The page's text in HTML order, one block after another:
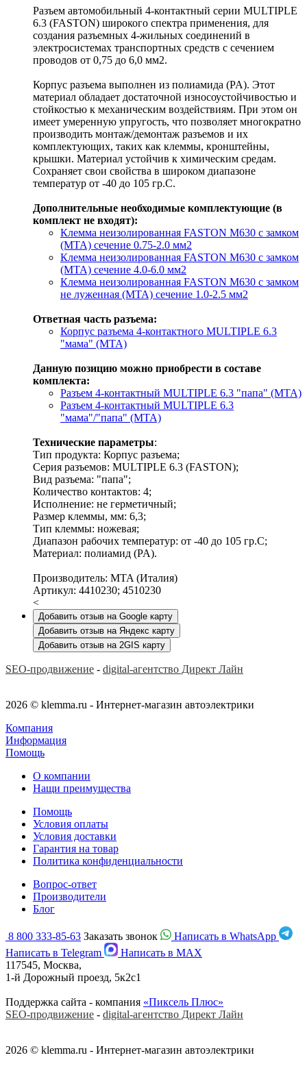
Разъем автомобильный 4-контактный серии MULTIPLE
6.3 (FASTON) широкого спектра применения, для
создания разъемных 4-жильных соединений в
электросистемах транспортных средств с сечением
проводов от 0,75 до 6,0 мм2.
Корпус разъема выполнен из полиамида (PA). Этот
материал обладает достаточной износоустойчивостью и
стойкостью к механическим воздействиям. При этом он
имеет умеренную упругость, что позволяет многократно
производить монтаж/демонтаж разъемов и их
комплектующих, таких как клеммы, кронштейны,
крышки. Материал устойчив к химическим средам.
Сохраняет свои свойства в широком диапазоне
температур от -40 до 105 гр.С.
Дополнительные необходимые комплектующие (в
комплект не входят):
Клемма неизолированная FASTON M630 с замком
(MTA) сечение 0.75-2.0 мм2
Клемма неизолированная FASTON M630 с замком
(MTA) сечение 4.0-6.0 мм2
Клемма неизолированная FASTON M630 с замком
не луженная (MTA) сечение 1.0-2.5 мм2
Ответная часть разъема:
Корпус разъема 4-контактного MULTIPLE 6.3
"мама" (MTA)
Данную позицию можно приобрести в составе
комплекта:
Разъем 4-контактный MULTIPLE 6.3 "папа" (MTA)
Разъем 4-контактный MULTIPLE 6.3
"мама"/"папа" (MTA)
Технические параметры:
Тип продукта: Корпус разъема;
Серия разъемов: MULTIPLE 6.3 (FASTON);
Вид разъема: "папа";
Количество контактов: 4;
Исполнение: не герметичный;
Размер клеммы, мм: 6,3;
Тип клеммы: ножевая;
Диапазон рабочих температур: от -40 до 105 гр.С;
Материал: полиамид (PA).
Производитель: MTA (Италия)
Артикул: 4410230; 4510230
<
Добавить отзыв на Google карту
Добавить отзыв на Яндекс карту
Добавить отзыв на 2GIS карту
SEO-продвижение - digital-агентство Директ Лайн
2026 © klemma.ru - Интернет-магазин автоэлектрики
Компания
Информация
Помощь
О компании
Нащи преимущества
Помощь
Условия оплаты
Условия доставки
Гарантия на товар
Политика конфиденциальности
Вопрос-ответ
Производители
Блог
8 800 333-85-63 Заказать звонок
Написать в WhatsApp
Написать в Telegram
Написать в MAX
117545, Москва,
1-й Дорожный проезд, 5к2с1
Поддержка сайта - компания «Пиксель Плюс»
SEO-продвижение - digital-агентство Директ Лайн
2026 © klemma.ru - Интернет-магазин автоэлектрики